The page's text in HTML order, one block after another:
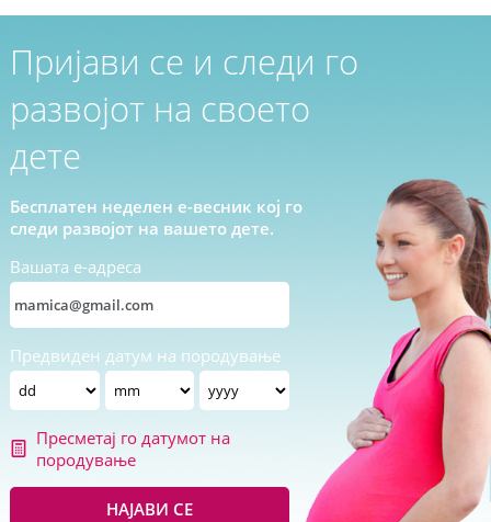
Пријави се и следи го
развојот на своето
дете
Бесплатен неделен е-весник кој го
следи развојот на вашето дете.
Вашата е-адреса
Предвиден датум на породување
Пресметај го датумот на
породување
НАЈАВИ СЕ